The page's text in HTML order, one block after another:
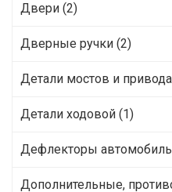
Двери (2)
Дверные ручки (2)
Детали мостов и
Детали ходовой (1)
Дефлекторы
Дополнительные,